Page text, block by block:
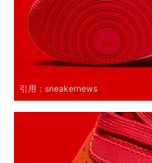
引用： sneakernews